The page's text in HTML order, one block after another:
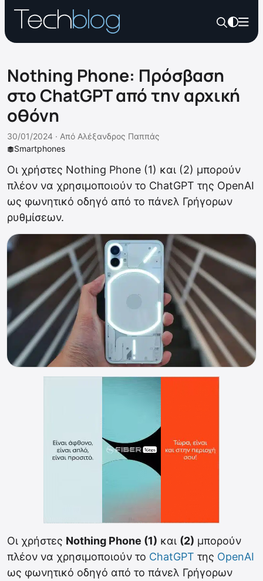
Nothing Phone: Πρόσβαση
στο ChatGPT από την αρχική
οθόνη
Smartphones
30/01/2024 · Από Αλέξανδρος Παππάς
Οι χρήστες Nothing Phone (1) και (2) μπορούν
πλέον να χρησιμοποιούν το ChatGPT της OpenAI
ως φωνητικό οδηγό από το πάνελ Γρήγορων
ρυθμίσεων.
Οι χρήστες Nothing Phone (1) και (2) μπορούν
πλέον να χρησιμοποιούν το ChatGPT της OpenAI
ως φωνητικό οδηγό από το πάνελ Γρήγορων